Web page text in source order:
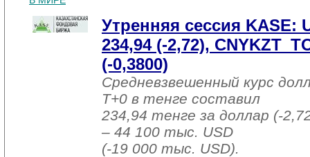
Утренняя сессия KASE:
234,94 (-2,72),
(-0,3800)
Средневзвешенный курс
T+0 в тенге составил
234,94 тенге за доллар (-
– 44 100 тыс. USD
(-19 000 тыс. USD).